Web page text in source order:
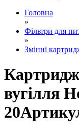
Головна
»
Фільтри для
»
Змінні
Картридж
вугілля
20